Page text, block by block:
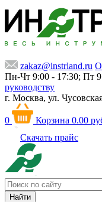
zakaz@instrland.ru
Пн-Чт 9:00 - 17:30; Пт
руководству
г. Москва, ул.
0 Корзина 0.00
Скачать прайс